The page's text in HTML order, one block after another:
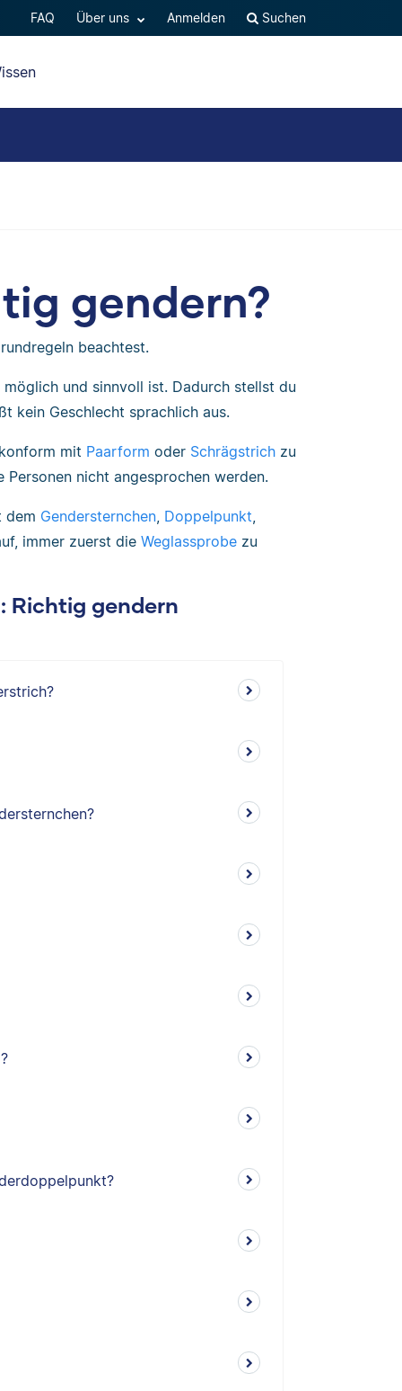
FAQ Über uns Anmelden Suchen
gendern?
beachtest.
und sinnvoll ist. Dadurch stellst du
kein Geschlecht sprachlich aus.
mit Paarform oder Schrägstrichzu
nicht angesprochen werden.
dem Gendersternchen, Doppelpunkt,
immer zuerst die Weglassprobezu
Richtig gendern